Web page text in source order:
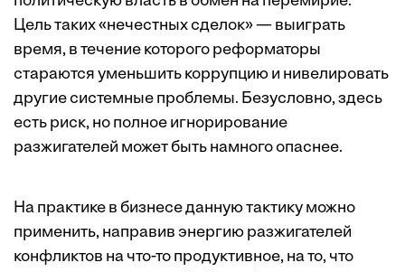
Цель таких «нечестных сделок» — выиграть
время, в течение которого реформаторы
стараются уменьшить коррупцию и нивелировать
другие системные проблемы. Безусловно, здесь
есть риск, но полное игнорирование
разжигателей может быть намного опаснее.
На практике в бизнесе данную тактику можно
применить, направив энергию разжигателей
конфликтов на что-то продуктивное, на то, что